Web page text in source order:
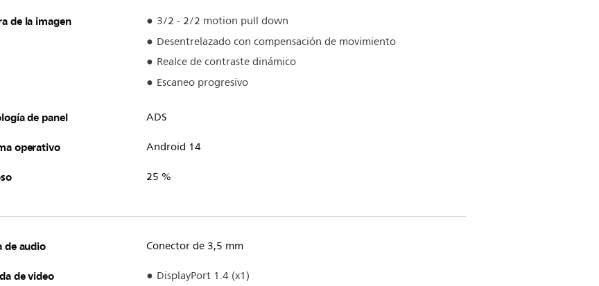
de la imagen
3/2 - 2/2 motion pull down
Desentrelazado con compensación de movimiento
Realce de contraste dinámico
Escaneo progresivo
de panel ADS
operativo Android 14
25 %
de audio Conector de 3,5 mm
de video
DisplayPort 1.4 (x1)